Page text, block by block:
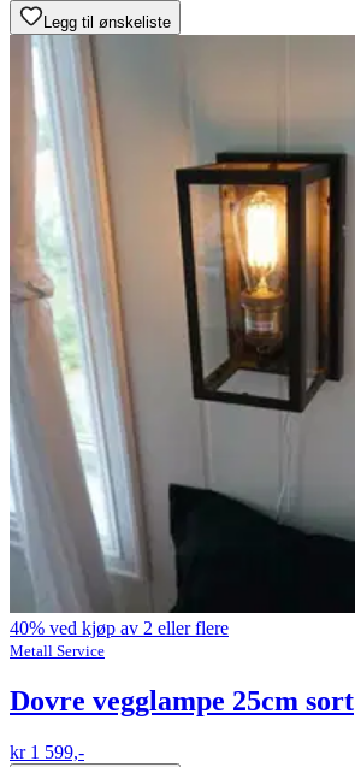
Legg til ønskeliste
40% ved kjøp av 2 eller flere
Metall Service
Dovre vegglampe 25cm sort
kr 1 599,-